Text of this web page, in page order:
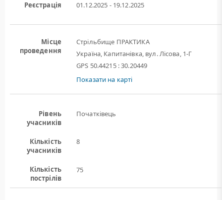
Реєстрація 01.12.2025 - 19.12.2025
Місце
проведення
Стрільбище ПРАКТИКА
Україна, Капитанівка, вул. Лісова, 1-Г
GPS 50.44215 : 30.20449
Показати на карті
Рівень
учасників
Початківець
Кількість
учасників
8
Кількість
пострілів
75